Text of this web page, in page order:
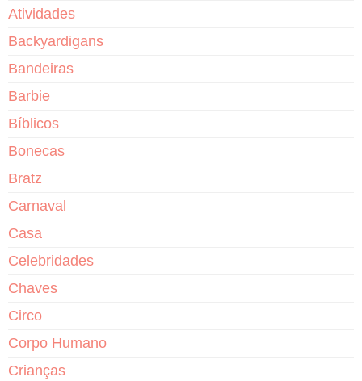
Atividades
Backyardigans
Bandeiras
Barbie
Bíblicos
Bonecas
Bratz
Carnaval
Casa
Celebridades
Chaves
Circo
Corpo Humano
Crianças